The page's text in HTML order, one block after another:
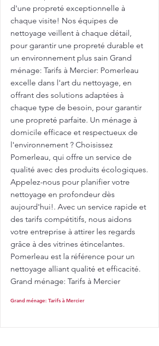
d'une propreté exceptionnelle à
chaque visite! Nos équipes de
nettoyage veillent à chaque détail,
pour garantir une propreté durable et
un environnement plus sain Grand
ménage: Tarifs à Mercier: Pomerleau
excelle dans l'art du nettoyage, en
offrant des solutions adaptées à
chaque type de besoin, pour garantir
une propreté parfaite. Un ménage à
domicile efficace et respectueux de
l'environnement ? Choisissez
Pomerleau, qui offre un service de
qualité avec des produits écologiques.
Appelez-nous pour planifier votre
nettoyage en profondeur dès
aujourd'hui!. Avec un service rapide et
des tarifs compétitifs, nous aidons
votre entreprise à attirer les regards
grâce à des vitrines étincelantes.
Pomerleau est la référence pour un
nettoyage alliant qualité et efficacité.
Grand ménage: Tarifs à Mercier
Grand ménage: Tarifs à Mercier